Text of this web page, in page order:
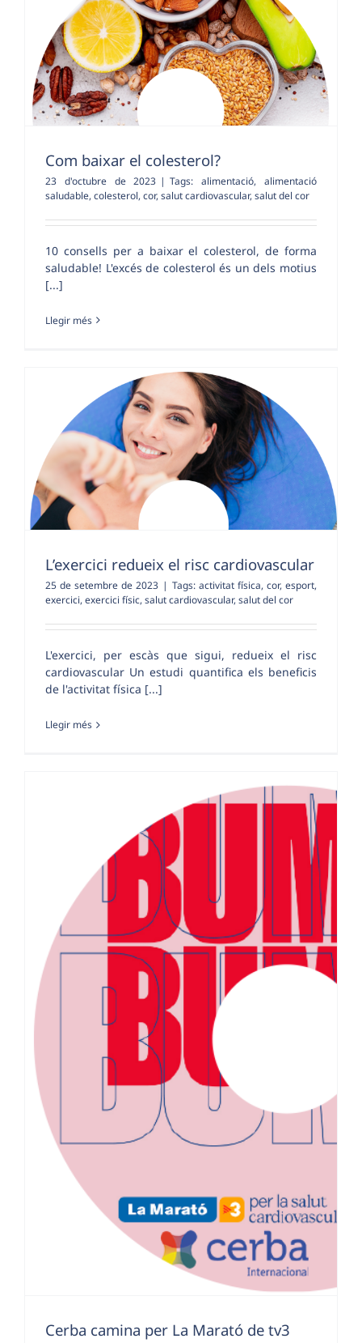
Com baixar el colesterol?
23 d'octubre de 2023 | Tags:alimentació,alimentació
saludable, colesterol, cor, salut cardiovascular, salut del cor
10 consells per a baixar el colesterol, de forma
saludable! L'excés de colesterol és un dels motius
[...]
Llegir més
L’exercici redueix el risc cardiovascular
25 de setembre de 2023 | Tags: activitat física, cor, esport,
exercici, exercici físic, salut cardiovascular, salut del cor
L'exercici, per escàs que sigui, redueix el risc
cardiovascular Un estudi quantifica els beneficis
de l'activitat física [...]
Llegir més
Cerba camina per La Marató de tv3